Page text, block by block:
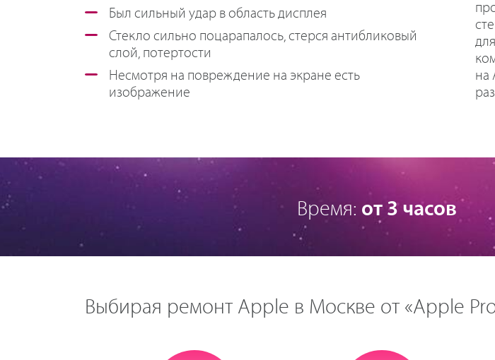
Был сильный удар в область дисплея
Стекло сильно поцарапалось, стерся антибликовый
слой, потертости
Несмотря на повреждение на экране есть
изображение
на
Время: от 3 часов
Выбирая ремонт Apple в Москве от «Apple